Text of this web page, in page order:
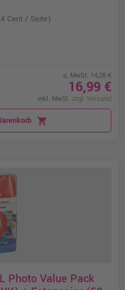
Cent / Seite)
o. MwSt. 14,28 €
16,99 €
inkl. MwSt. zzgl. Versand
shopping_cart
Photo Value Pack